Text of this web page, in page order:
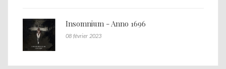
Insomnium - Anno 1696
08 février 2023